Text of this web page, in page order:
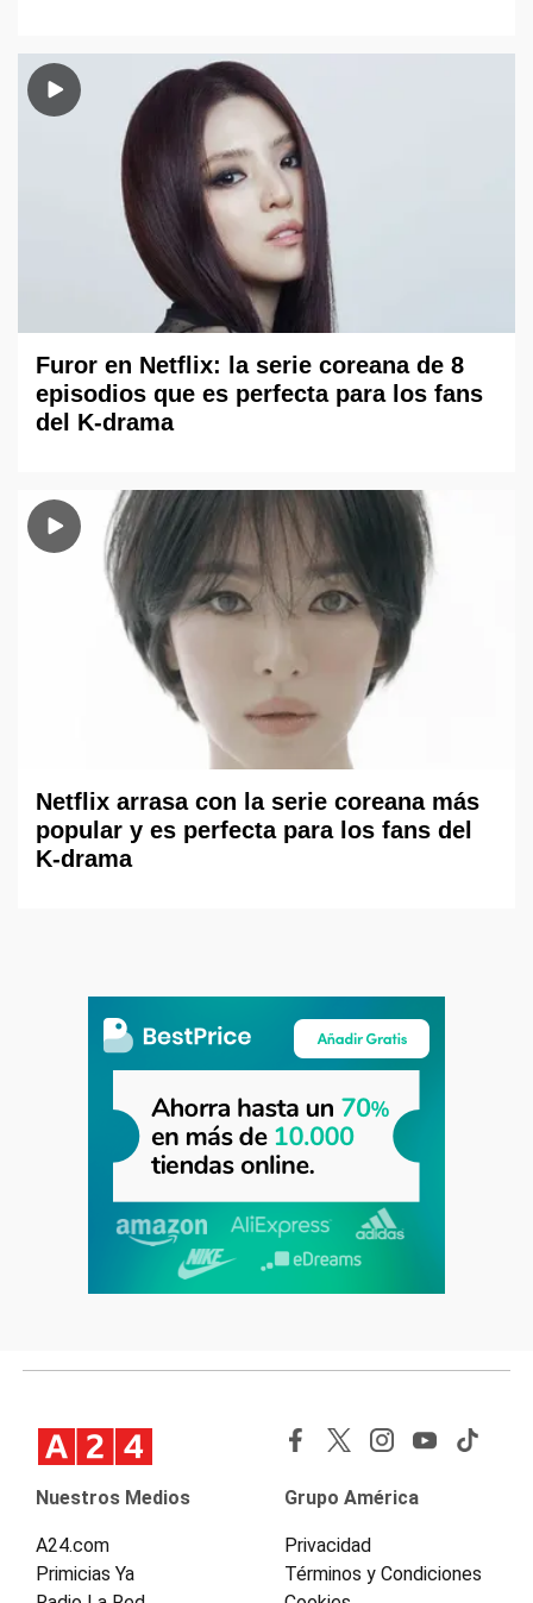
Furor en Netflix: la serie coreana de 8
episodios que es perfecta para los fans
del K-drama
Netflix arrasa con la serie coreana más
popular y es perfecta para los fans del
K-drama
Nuestros Medios
A24.com
Primicias Ya
Grupo América
Privacidad
Términos y Condiciones